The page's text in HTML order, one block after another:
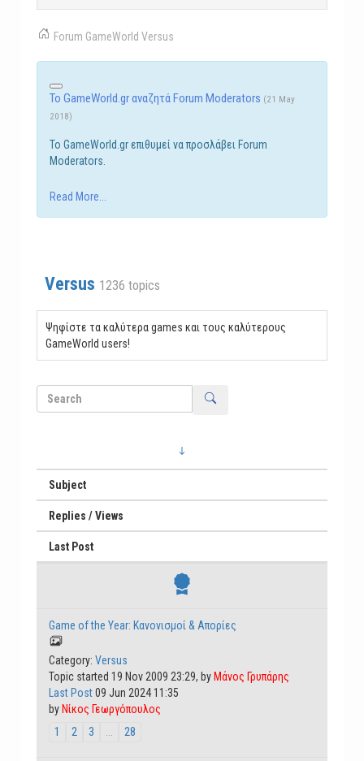
Forum GameWorld Versus
Το GameWorld.gr αναζητά Forum Moderators (21 May
2018)
Το GameWorld.gr επιθυμεί να προσλάβει Forum
Moderators.
Read More...
Versus 1236 topics
Ψηφίστε τα καλύτερα games και τους καλύτερους
GameWorld users!
Subject
Replies / Views
Last Post
Game of the Year: Κανονισμοί & Απορίες
Category: Versus
Topic started 19 Nov 2009 23:29, by Μάνος Γρυπάρης
Last Post09 Jun 2024 11:35
by Νίκος Γεωργόπουλος
1 2 3 ... 28